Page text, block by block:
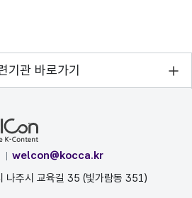
기관 바로가기
welcon@kocca.kr
나주시 교육길 35 (빛가람동 351)